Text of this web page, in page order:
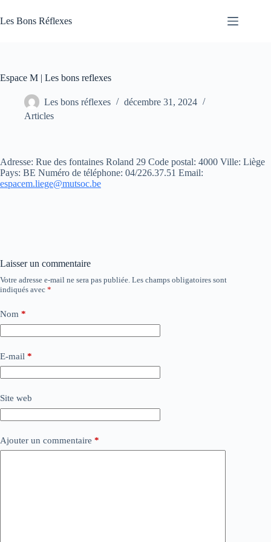
au
contenu
Les Bons Réflexes
Espace M | Les bons reflexes
Les bons réflexes
décembre 31, 2024
Articles
Adresse: Rue des fontaines Roland 29 Code postal: 4000 Ville: Liège
Pays: BE Numéro de téléphone: 04/226.37.51 Email:
espacem.liege@mutsoc.be
Laisser un commentaire
Votre adresse e-mail ne sera pas publiée. Les champs obligatoires sont
indiqués avec *
Nom *
E-mail *
Site web
Ajouter un commentaire *